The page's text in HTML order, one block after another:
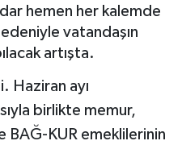
hemen her kalemde
vatandaşın
artışta.
Haziran ayı
birlikte memur,
BAĞ-KUR emeklilerinin